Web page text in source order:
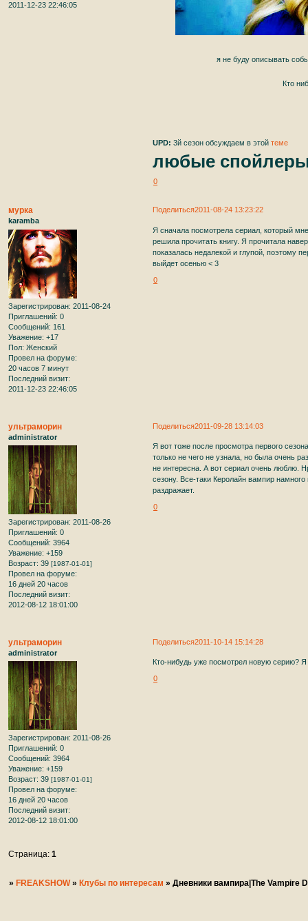
2011-12-23 22:46:05
я не буду описывать
Кто
UPD: 3й сезон обсуждаем в этойтеме
любые спойлеры
0
Поделиться2011-08-24 13:23:22
мурка
karamba
Зарегистрирован: 2011-08-24
Приглашений: 0
Сообщений: 161
Уважение: +17
Пол: Женский
Провел на форуме:
20 часов 7 минут
Последний визит:
2011-12-23 22:46:05
Я сначала посмотрела сериал, который
решила прочитать книгу. Я прочитала
показалась недалекой и глупой, поэтому
выйдет осенью < 3
0
Поделиться2011-09-28 13:14:03
ультраморин
administrator
Зарегистрирован: 2011-08-26
Приглашений: 0
Сообщений: 3964
Уважение: +159
Возраст: 39 [1987-01-01]
Провел на форуме:
16 дней 20 часов
Последний визит:
2012-08-12 18:01:00
Я вот тоже после просмотра первого
только не чего не узнала, но была очень
не интересна. А вот сериал очень люблю.
сезону. Все-таки Керолайн вампир
раздражает.
0
Поделиться2011-10-14 15:14:28
ультраморин
administrator
Зарегистрирован: 2011-08-26
Приглашений: 0
Сообщений: 3964
Уважение: +159
Возраст: 39 [1987-01-01]
Провел на форуме:
16 дней 20 часов
Последний визит:
2012-08-12 18:01:00
Кто-нибудь уже посмотрел новую серию?
0
Страница:1
»FREAKSHOW »Клубы по интересам »Дневники вампира|The Vampire